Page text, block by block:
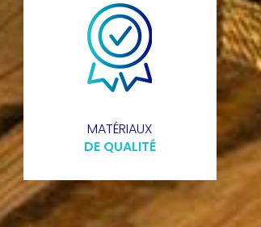
MATÉRIAUX
DE QUALITÉ